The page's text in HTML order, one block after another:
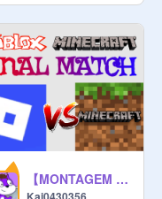
【MONTAGEM ONE MORE GAME】Roblox vs. other games